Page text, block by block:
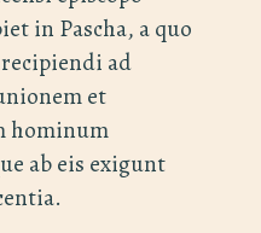
in Pascha, a quo
ad
et
hominum
ab eis exigunt